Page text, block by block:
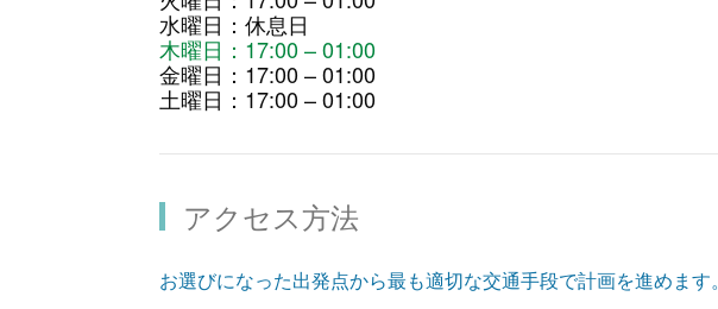
水曜日：休息日
木曜日：17:00 – 01:00
金曜日：17:00 – 01:00
土曜日：17:00 – 01:00
アクセス方法
お選びになった出発点から最も適切な交通手段で計画を進めます。